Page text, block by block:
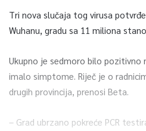
Tri nova slučaja tog virusa
Wuhanu, gradu sa 11 miliona
Ukupno je sedmoro bilo pozitivno
imalo simptome. Riječ je o
drugih provincija, prenosi Beta.
– Grad ubrzano pokreće PCR